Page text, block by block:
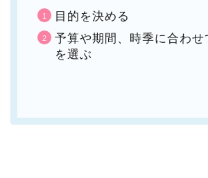
目的を決める
予算や期間、時季に合わせ
を選ぶ